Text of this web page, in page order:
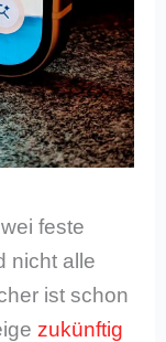
feste
nicht alle
ist schon
zukünftig